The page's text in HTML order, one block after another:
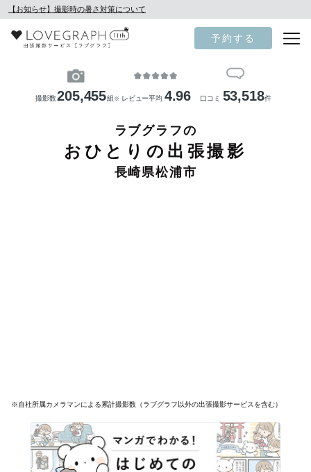
【お知らせ】撮影時の暑さ対策について
予約する
撮影数205,455組 ※ レビュー平均 4.96 口コミ 53,518件
ラブグラフの
おひとりの出張撮影
長崎県松浦市
※自社所属カメラマンによる累計撮影数（ラブグラフ以外の出張撮影サービスを含む）